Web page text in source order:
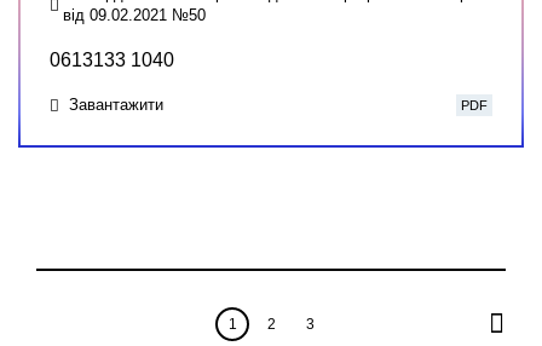
від 09.02.2021 №50
0613133 1040
Завантажити PDF
1 2 3